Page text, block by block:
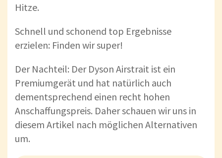
Hitze.
Schnell und schonend top Ergebnisse
erzielen: Finden wir super!
Der Nachteil: Der Dyson Airstrait ist ein
Premiumgerät und hat natürlich auch
dementsprechend einen recht hohen
Anschaffungspreis. Daher schauen wir uns in
diesem Artikel nach möglichen Alternativen
um.